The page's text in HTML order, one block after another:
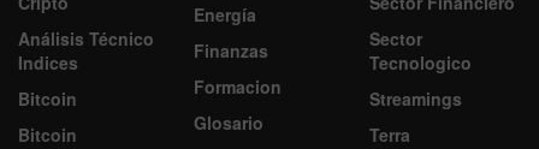
Análisis Técnico
Indices
Bitcoin
Bitcoin
Energía
Finanzas
Formacion
Glosario
Sector
Tecnologico
Streamings
Terra